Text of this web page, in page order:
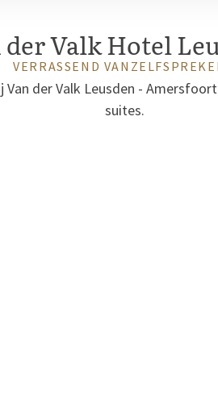
Valk Hotel
VERRASSEND
der Valk Leusden -
suites.